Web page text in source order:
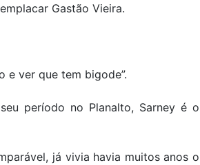
Gastão Vieira.
e ver que tem bigode”.
período no Planalto, Sarney é o
já vivia havia muitos anos o